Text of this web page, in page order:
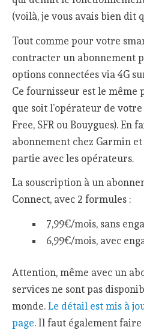
(voilà, je vous avais bien dit
Tout comme pour votre
contracter un abonnement
options connectées via 4G
Ce fournisseur est le même
que soit l’opérateur de
Free, SFR ou Bouygues). En
abonnement chez Garmin
partie avec les opérateurs.
La souscription à un
Connect, avec 2 formules :
7,99€/mois, sans
6,99€/mois, avec
Attention, même avec un
services ne sont pas
monde.Le détail est mis à
page. Il faut également